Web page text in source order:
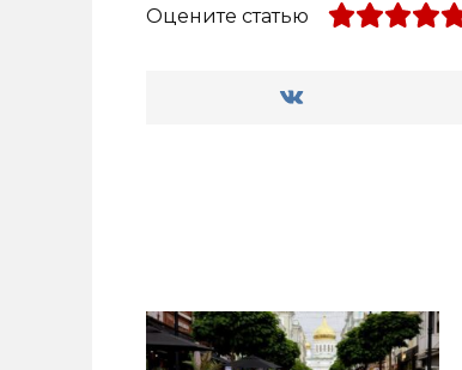
Оцените статью